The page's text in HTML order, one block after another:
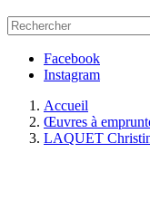
Facebook
Instagram
Accueil
Œuvres à
LAQUET